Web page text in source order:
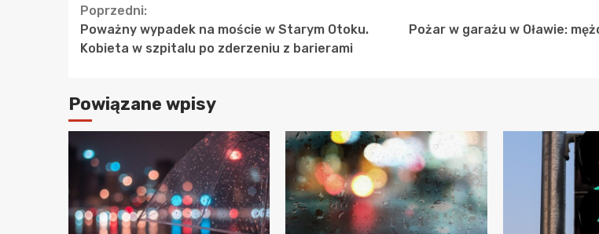
Continue
Reading
Poprzedni:
Poważny wypadek na moście w Starym Otoku.
Kobieta w szpitalu po zderzeniu z barierami
Pożar w garażu w Oławie:
Powiązane wpisy